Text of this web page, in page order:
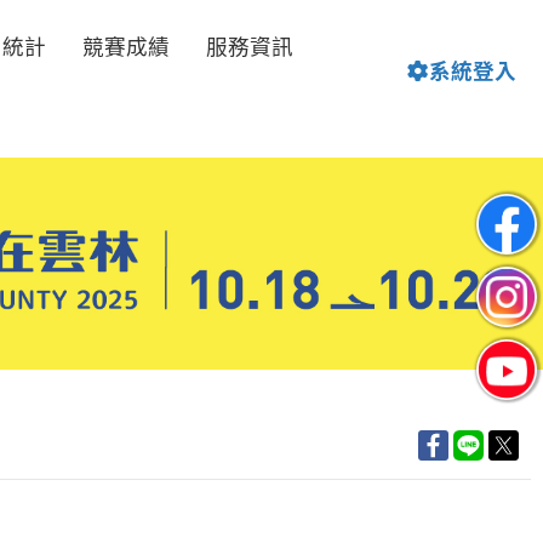
計 競賽成績
服務資訊
系統登入